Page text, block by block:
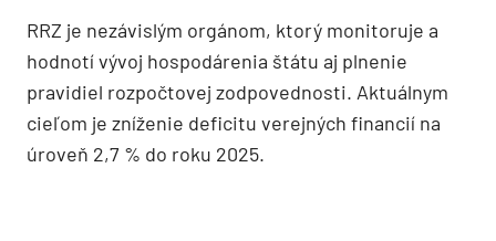
RRZ je nezávislým orgánom, ktorý monitoruje a
hodnotí vývoj hospodárenia štátu aj plnenie
pravidiel rozpočtovej zodpovednosti. Aktuálnym
cieľom je zníženie deficitu verejných financií na
úroveň 2,7 % do roku 2025.